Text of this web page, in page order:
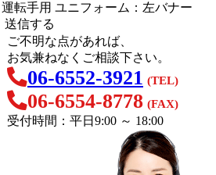
ご不明な点があれば、
お気兼ねなくご相談下さい。
06-6552-3921 (TEL)
06-6554-8778 (FAX)
受付時間：平日9:00 ～ 18:00